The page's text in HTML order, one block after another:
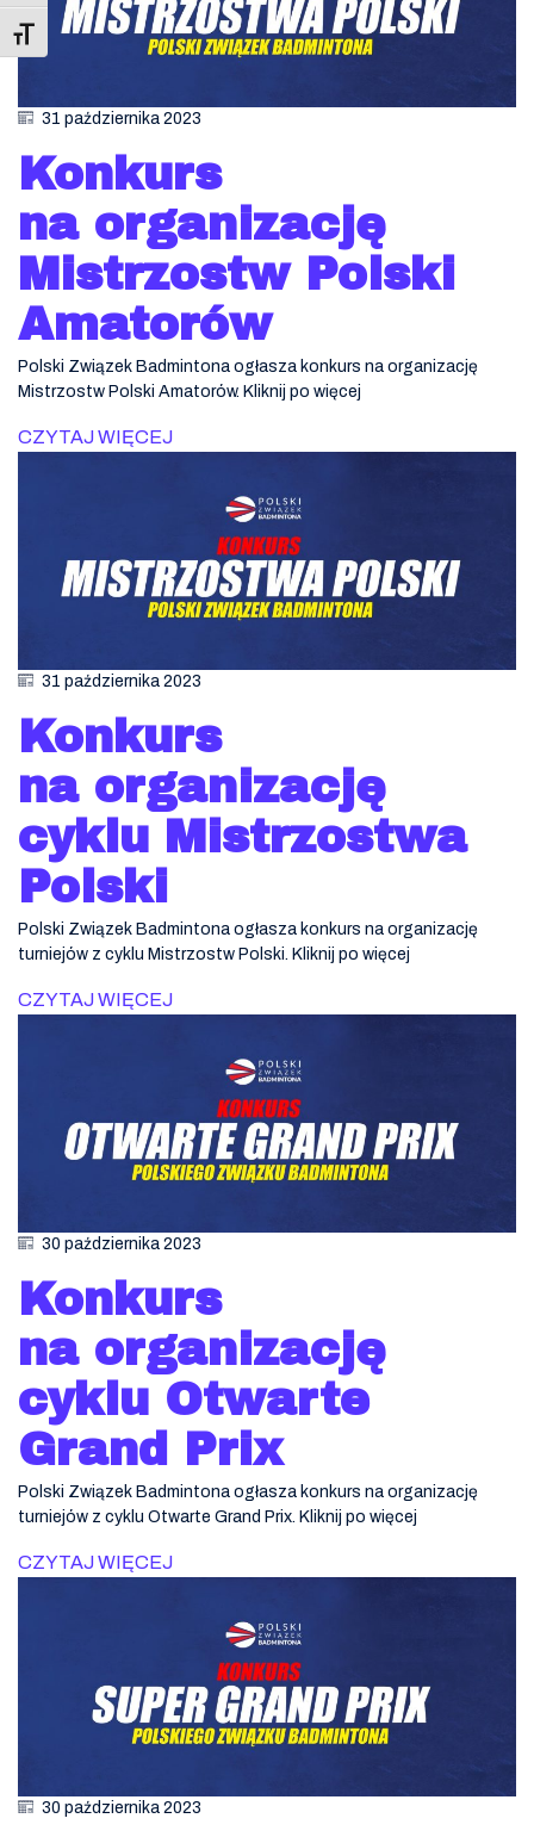
Toggle Font size
31 października 2023
Konkurs
na organizację
Mistrzostw Polski
Amatorów
Polski Związek Badmintona ogłasza konkurs na organizację
Mistrzostw Polski Amatorów. Kliknij po więcej
CZYTAJ WIĘCEJ
31 października 2023
Konkurs
na organizację
cyklu Mistrzostwa
Polski
Polski Związek Badmintona ogłasza konkurs na organizację
turniejów z cyklu Mistrzostw Polski. Kliknij po więcej
CZYTAJ WIĘCEJ
30 października 2023
Konkurs
na organizację
cyklu Otwarte
Grand Prix
Polski Związek Badmintona ogłasza konkurs na organizację
turniejów z cyklu Otwarte Grand Prix. Kliknij po więcej
CZYTAJ WIĘCEJ
30 października 2023